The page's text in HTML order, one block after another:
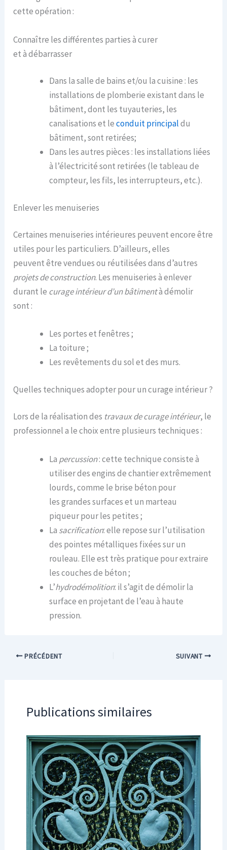
cette opération :
Connaître les différentes parties à curer
et à débarrasser
Dans la salle de bains et/ou la cuisine : les
installations de plomberie existant dans le
bâtiment, dont les tuyauteries, les
canalisations et leconduit principaldu
bâtiment, sont retirées;
Dans les autres pièces : les installations liées
à l’électricité sont retirées (le tableau de
compteur, les fils, les interrupteurs, etc.).
Enlever les menuiseries
Certaines menuiseries intérieures peuvent encore être
utiles pour les particuliers. D’ailleurs, elles
peuvent être vendues ou réutilisées dans d’autres
projets de construction. Les menuiseries à enlever
durant le curage intérieur d’un bâtimentà démolir
sont :
Les portes et fenêtres ;
La toiture ;
Les revêtements du sol et des murs.
Quelles techniques adopter pour un curage intérieur ?
Lors de la réalisation des travaux de curage intérieur, le
professionnel a le choix entre plusieurs techniques :
La percussion: cette technique consiste à
utiliser des engins de chantier extrêmement
lourds, comme le brise béton pour
les grandes surfaces et un marteau
piqueur pour les petites ;
La sacrification: elle repose sur l’utilisation
des pointes métalliques fixées sur un
rouleau. Elle est très pratique pour extraire
les couches de béton ;
L’hydrodémolition: il s’agit de démolir la
surface en projetant de l’eau à haute
pression.
PRÉCÉDENT SUIVANT
Publications similaires